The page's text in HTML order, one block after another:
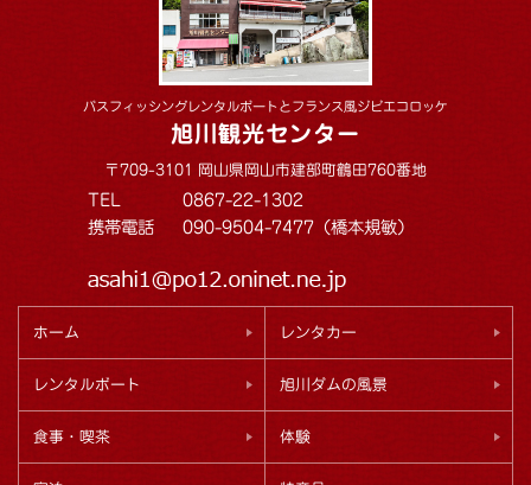
バスフィッシングレンタルボートとフランス風ジビエコロッケ
旭川観光センター
〒709-3101 岡山県岡山市建部町鶴田760番地
TEL
0867-22-1302
携帯電話
090-9504-7477（橋本規敏）
ホーム レンタカー
レンタルボート 旭川ダムの風景
食事・喫茶 体験